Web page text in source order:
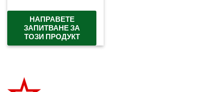
НАПРАВЕТЕ
ЗАПИТВАНЕ ЗА
ТОЗИ ПРОДУКТ